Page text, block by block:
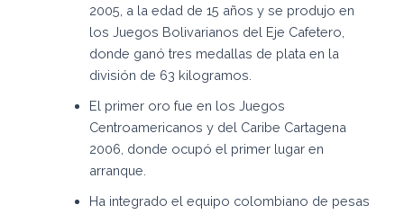
2005, a la edad de 15 años y se produjo en
los Juegos Bolivarianos del Eje Cafetero,
donde ganó tres medallas de plata en la
división de 63 kilogramos.
El primer oro fue en los Juegos
Centroamericanos y del Caribe Cartagena
2006, donde ocupó el primer lugar en
arranque.
Ha integrado el equipo colombiano de pesas